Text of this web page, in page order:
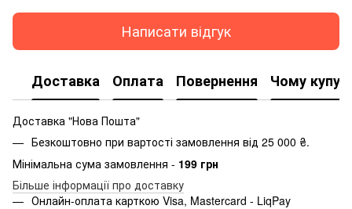
Написати відгук
Доставка Оплата Повернення Чому
Доставка "Нова Пошта"
Безкоштовно при вартості замовлення від 25 000 ₴.
Мінімальна сума замовлення - 199 грн
Більше інформації про доставку
Онлайн-оплата карткою Visa, Mastercard - LiqPay